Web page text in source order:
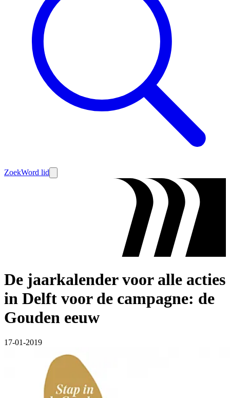
ZoekWord lid
De jaarkalender voor alle acties
in Delft voor de campagne: de
Gouden eeuw
17-01-2019